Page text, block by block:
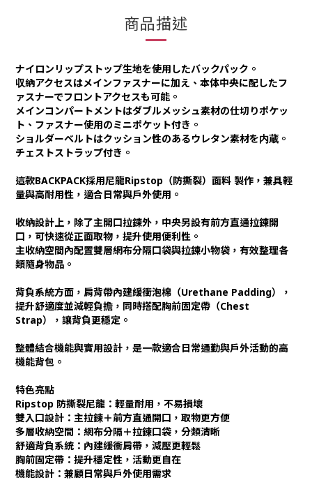
商品描述
ナイロンリップストップ生地を使用したバックパック。
収納アクセスはメインファスナーに加え、本体中央に配したフ
ァスナーでフロントアクセスも可能。
メインコンパートメントはダブルメッシュ素材の仕切りポケッ
ト、ファスナー使用のミニポケット付き。
ショルダーベルトはクッション性のあるウレタン素材を内蔵。
チェストストラップ付き。
這款BACKPACK採用尼龍Ripstop（防撕裂）面料 製作，兼具輕
量與高耐用性，適合日常與戶外使用。
收納設計上，除了主開口拉鍊外，中央另設有前方直通拉鍊開
口，可快速從正面取物，提升使用便利性。
主收納空間內配置雙層網布分隔口袋與拉鍊小物袋，有效整理各
類隨身物品。
背負系統方面，肩背帶內建緩衝泡棉（Urethane Padding），
提升舒適度並減輕負擔，同時搭配胸前固定帶（Chest
Strap），讓背負更穩定。
整體結合機能與實用設計，是一款適合日常通勤與戶外活動的高
機能背包。
特色亮點
Ripstop 防撕裂尼龍：輕量耐用，不易損壞
雙入口設計：主拉鍊＋前方直通開口，取物更方便
多層收納空間：網布分隔＋拉鍊口袋，分類清晰
舒適背負系統：內建緩衝肩帶，減壓更輕鬆
胸前固定帶：提升穩定性，活動更自在
機能設計：兼顧日常與戶外使用需求